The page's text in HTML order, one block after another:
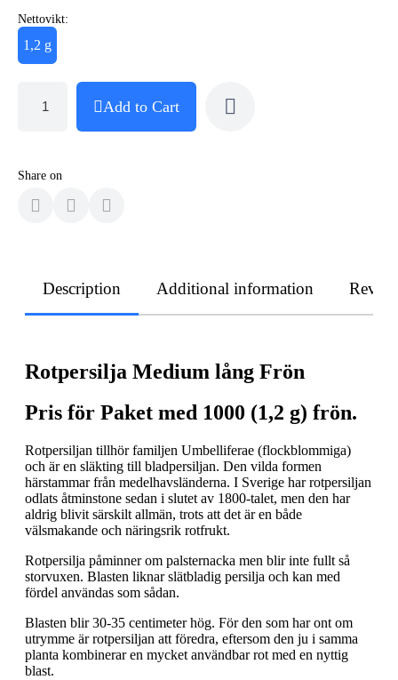
Nettovikt:
1,2 g
Add to Cart
Share on
Description Additional information
Rotpersilja Medium lång Frön
Pris för Paket med 1000 (1,2 g) frön.
Rotpersiljan tillhör familjen Umbelliferae (flockblommiga)
och är en släkting till bladpersiljan. Den vilda formen
härstammar från medelhavsländerna. I Sverige har rotpersiljan
odlats åtminstone sedan i slutet av 1800-talet, men den har
aldrig blivit särskilt allmän, trots att det är en både
välsmakande och näringsrik rotfrukt.
Rotpersilja påminner om palsternacka men blir inte fullt så
storvuxen. Blasten liknar slätbladig persilja och kan med
fördel användas som sådan.
Blasten blir 30-35 centimeter hög. För den som har ont om
utrymme är rotpersiljan att föredra, eftersom den ju i samma
planta kombinerar en mycket användbar rot med en nyttig
blast.